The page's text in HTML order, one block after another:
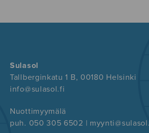
Sulasol
Tallberginkatu 1 B, 00180 Helsinki
info@sulasol.fi
Nuottimyymälä
puh. 050 305 6502 |